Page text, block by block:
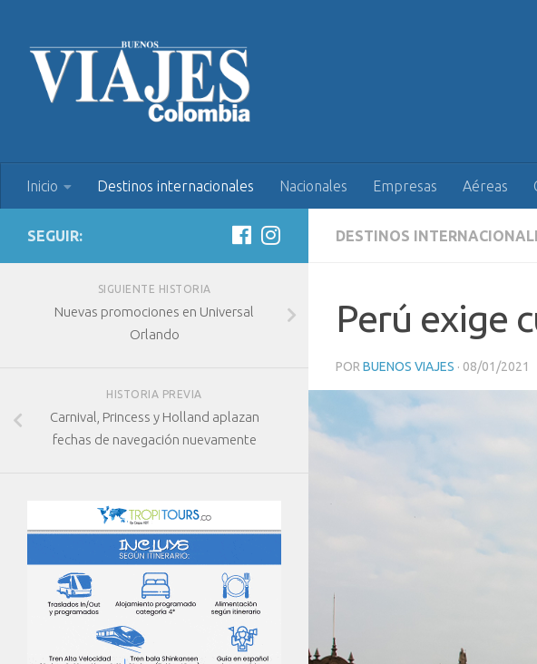
Inicio Destinos internacionales Nacionales Empresas Aéreas
DESTINOS
Perú exige
POR BUENOS VIAJES · 08/01/2021
SEGUIR:
SIGUIENTE HISTORIA
Nuevas promociones en Universal
Orlando
HISTORIA PREVIA
Carnival, Princess y Holland aplazan
fechas de navegación nuevamente